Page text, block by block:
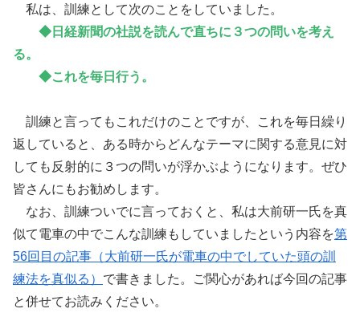
私は、訓練として次のことをしていました。
◆日経新聞の社説を読んで直ちに３つの問いを考え
る。
◆これを毎日行う。
訓練と言ってもこれだけのことですが、これを毎日繰り
返していると、ある時からどんなテーマに関する意見に対
しても反射的に３つの問いが浮かぶようになります。ぜひ
皆さんにもお勧めします。
なお、訓練ついでに言っておくと、私は大前研一氏を真
似て電車の中でこんな訓練もしていましたという内容を第
56回目の記事（大前研一氏が電車の中でしていた頭の訓
練法を真似る） で書きました。ご関心があれば今回の記事
と併せてお読みください。